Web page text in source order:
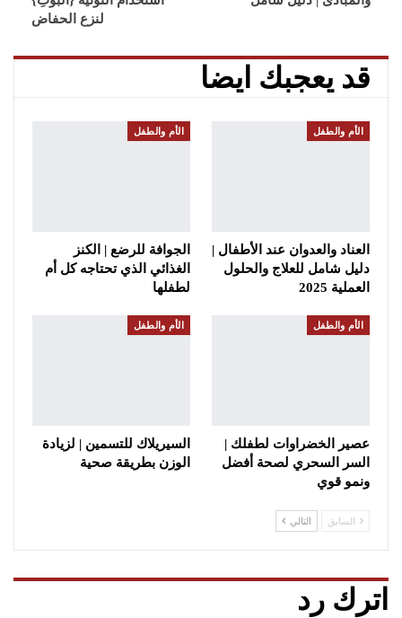
لنزع الحفاض
قد يعجبك ايضا
الأم والطفل
العناد والعدوان عند الأطفال |
دليل شامل للعلاج والحلول
العملية 2025
الأم والطفل
الجوافة للرضع | الكنز
الغذائي الذي تحتاجه كل أم
لطفلها
الأم والطفل
عصير الخضراوات لطفلك |
السر السحري لصحة أفضل
ونمو قوي
الأم والطفل
السيريلاك للتسمين | لزيادة
الوزن بطريقة صحية
السابق التالي
اترك رد